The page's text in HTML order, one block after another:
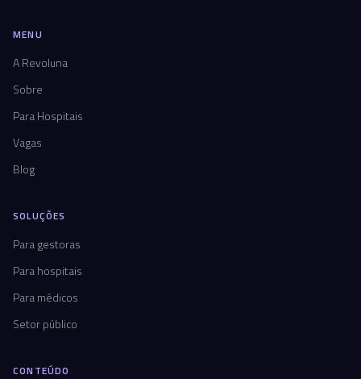
MENU
A Revoluna
Sobre
Para Hospitais
Vagas
Blog
SOLUÇÕES
Para gestoras
Para hospitais
Para médicos
Setor público
CONTEÚDO